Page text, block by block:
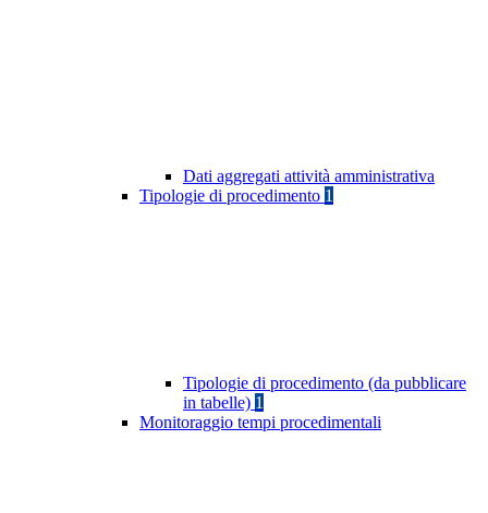
Dati aggregati attività amministrativa
Tipologie di procedimento 1
Tipologie di procedimento (da pubblicare
in tabelle) 1
Monitoraggio tempi procedimentali